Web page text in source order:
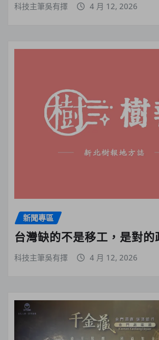
科技主筆吳有擇 4 月 12, 2026
新聞專區
台灣缺的不是移工，是對的
科技主筆吳有擇 4 月 12, 2026